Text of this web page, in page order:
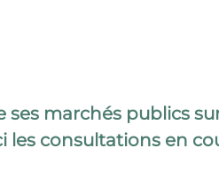
ses marchés publics
consultations en